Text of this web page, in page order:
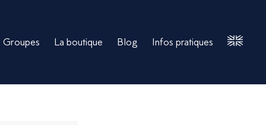
Groupes La boutique Blog Infos pratiques
English